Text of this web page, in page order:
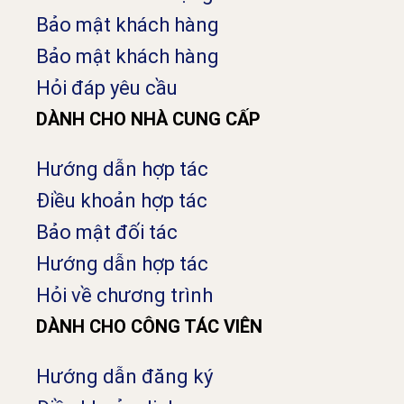
Bảo mật khách hàng
Bảo mật khách hàng
Hỏi đáp yêu cầu
DÀNH CHO NHÀ CUNG CẤP
Hướng dẫn hợp tác
Điều khoản hợp tác
Bảo mật đối tác
Hướng dẫn hợp tác
Hỏi về chương trình
DÀNH CHO CÔNG TÁC VIÊN
Hướng dẫn đăng ký